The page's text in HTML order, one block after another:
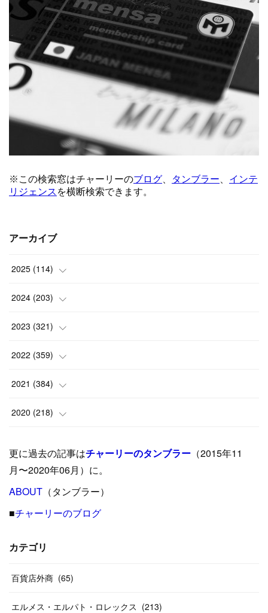
アーカイブ
2025 (114)
(1)
(8)
(6)
(9 )
( 5 )
( 15
(24)
(8 )
(17
(12)
2024 (203)
(24)
(10)
(18)
(17)
)
(12)
19)
(13
(14)
2023 (321)
(25)
(17)
(35)
(33 )
(26)
27)
(29
(24)
(26
2022 (359)
(42)
(37)
(31)
(31)
31
(26
(20)
(14
2021 (384)
(9)
(39)
( 23)
40
(55
(38)
(20
2020 (218)
(24)
( 42)
(33
(46)
(20
更に過去の記事はチャーリーのタンブラー （2015年11
月〜2020年06月）に。
ABOUT （タンブラー）
■チャーリーのブログ
カテゴリ
百貨店外商 (65)
エルメス・エルパト・ロレックス (213)